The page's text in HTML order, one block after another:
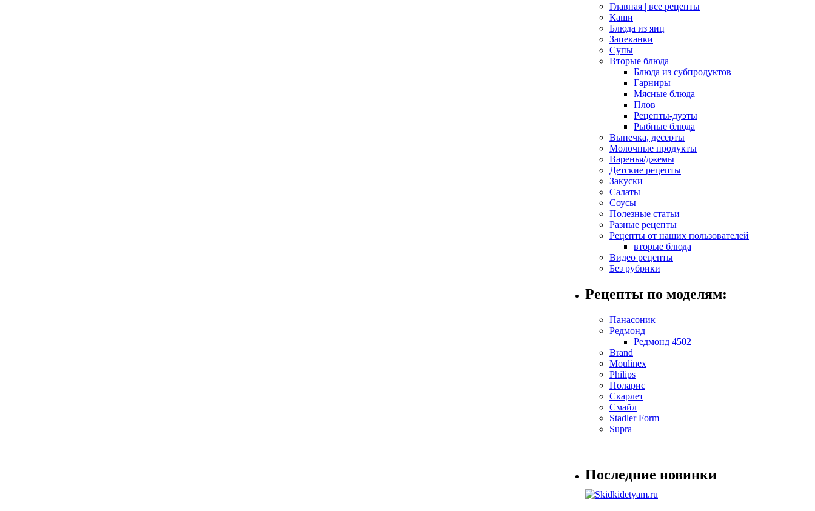
Главная | все рецепты
Каши
Блюда из яиц
Запеканки
Супы
Вторые блюда
Блюда из субпродуктов
Гарниры
Мясные блюда
Плов
Рецепты-дуэты
Рыбные блюда
Выпечка, десерты
Молочные продукты
Варенья/джемы
Детские рецепты
Закуски
Салаты
Соусы
Полезные статьи
Разные рецепты
Рецепты от наших пользователей
вторые блюда
Видео рецепты
Без рубрики
Рецепты по моделям:
Панасоник
Редмонд
Редмонд 4502
Brand
Moulinex
Philips
Поларис
Скарлет
Смайл
Stadler Form
Supra
Последние новинки